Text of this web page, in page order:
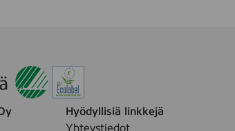
Hyödyllisiä linkkejä
Yhteystiedot